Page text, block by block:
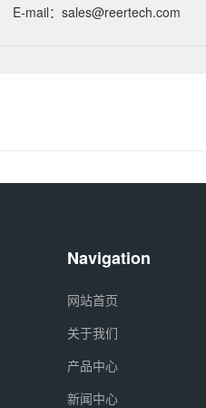
E-mail：sales@reertech.com
Navigation
网站首页
关于我们
产品中心
新闻中心